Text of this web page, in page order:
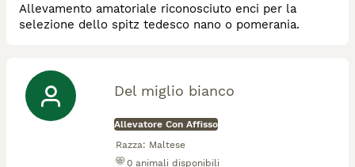
Allevamento amatoriale riconosciuto enci per la
selezione dello spitz tedesco nano o pomerania.
Del miglio bianco
Allevatore Con Affisso
Razza: Maltese
0 animali disponibili